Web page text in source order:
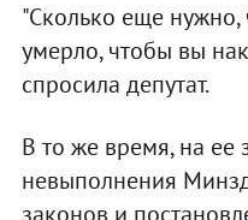
"Сколько еще нужно,
умерло, чтобы вы
спросила депутат.
В то же время, на ее
невыполнения